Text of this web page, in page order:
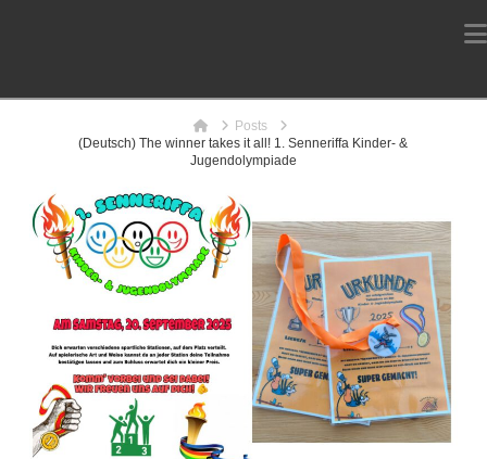
HomePosts
(Deutsch) The winner takes it all! 1. Senneriffa Kinder- &
Jugendolympiade